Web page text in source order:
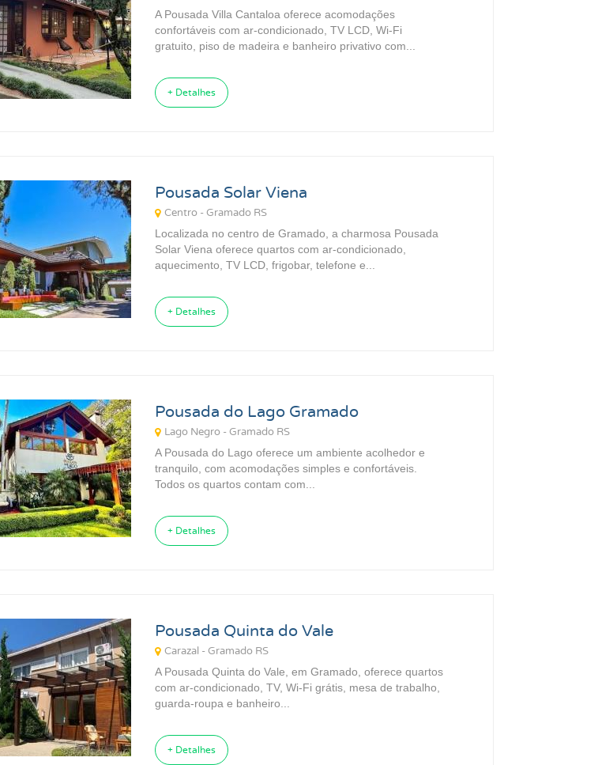
A Pousada Villa Cantaloa oferece acomodações
confortáveis com ar-condicionado, TV LCD, Wi-Fi
gratuito, piso de madeira e banheiro privativo com...
+ Detalhes
Pousada Solar Viena
Centro - Gramado RS
Localizada no centro de Gramado, a charmosa Pousada
Solar Viena oferece quartos com ar-condicionado,
aquecimento, TV LCD, frigobar, telefone e...
+ Detalhes
Pousada do Lago Gramado
Lago Negro - Gramado RS
A Pousada do Lago oferece um ambiente acolhedor e
tranquilo, com acomodações simples e confortáveis.
Todos os quartos contam com...
+ Detalhes
Pousada Quinta do Vale
Carazal - Gramado RS
A Pousada Quinta do Vale, em Gramado, oferece quartos
com ar-condicionado, TV, Wi-Fi grátis, mesa de trabalho,
guarda-roupa e banheiro...
+ Detalhes